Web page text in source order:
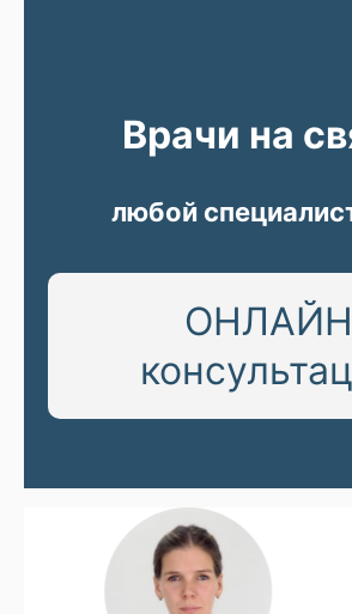
ОНЛАЙН
любой
Врачи на